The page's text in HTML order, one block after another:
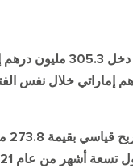
دخل 305.3 مليون درهم
إماراتي خلال نفس
قياسي بقيمة 273.8
تسعة أشهر من عام